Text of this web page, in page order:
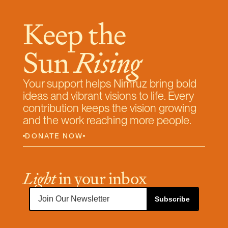
Keep the
Sun Rising
Your support helps Nimruz bring bold
ideas and vibrant visions to life. Every
contribution keeps the vision growing
and the work reaching more people.
DONATE NOW
Light in your inbox